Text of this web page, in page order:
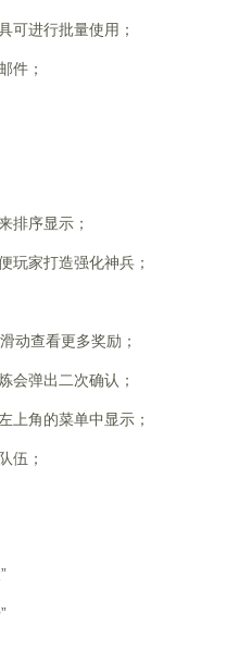
具可进行批量使用；
件；
排序显示；
玩家打造强化神兵；
动查看更多奖励；
会弹出二次确认；
在战斗左上角的菜单中
伍；
”
”